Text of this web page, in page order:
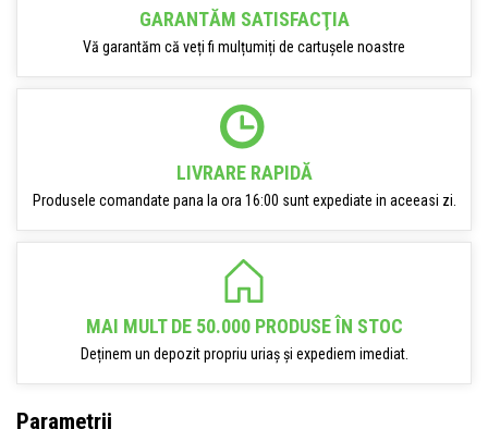
GARANTĂM SATISFACŢIA
Vă garantăm că veți fi mulțumiți de cartușele noastre
LIVRARE RAPIDĂ
Produsele comandate pana la ora 16:00 sunt expediate in aceeasi zi.
MAI MULT DE 50.000 PRODUSE ÎN STOC
Deținem un depozit propriu uriaș și expediem imediat.
Parametrii